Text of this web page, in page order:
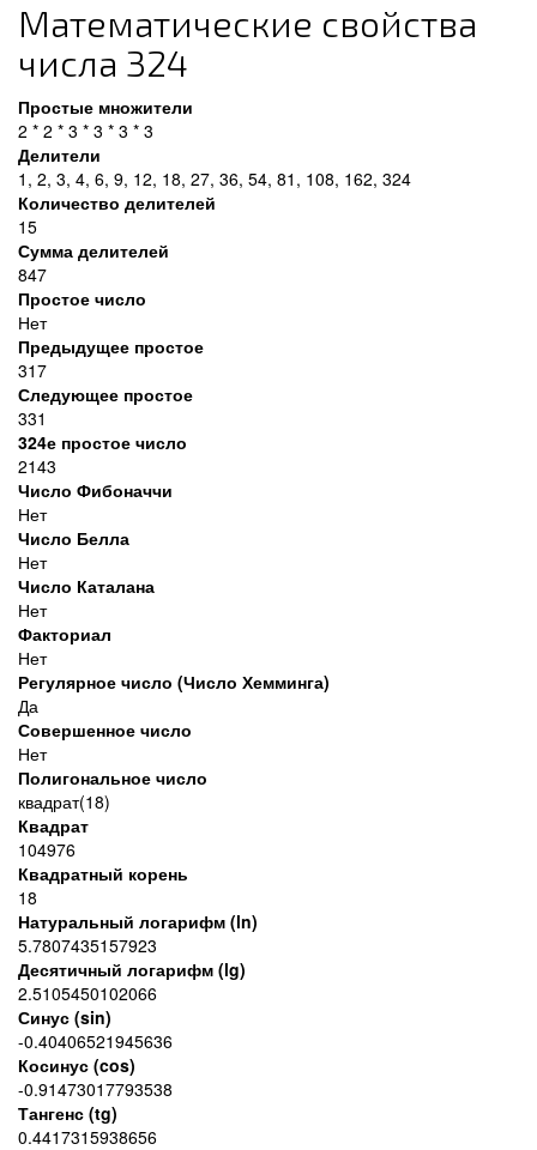
Математические свойства
числа 324
Простые множители
2 * 2 * 3 * 3 * 3 * 3
Делители
1, 2, 3, 4, 6, 9, 12, 18, 27, 36, 54, 81, 108, 162, 324
Количество делителей
15
Сумма делителей
847
Простое число
Нет
Предыдущее простое
317
Следующее простое
331
324е простое число
2143
Число Фибоначчи
Нет
Число Белла
Нет
Число Каталана
Нет
Факториал
Нет
Регулярное число (Число Хемминга)
Да
Совершенное число
Нет
Полигональное число
квадрат(18)
Квадрат
104976
Квадратный корень
18
Натуральный логарифм (ln)
5.7807435157923
Десятичный логарифм (lg)
2.5105450102066
Синус (sin)
-0.40406521945636
Косинус (cos)
-0.91473017793538
Тангенс (tg)
0.4417315938656